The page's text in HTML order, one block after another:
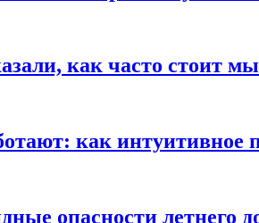
как часто стоит
как интуитивное
опасности летнего